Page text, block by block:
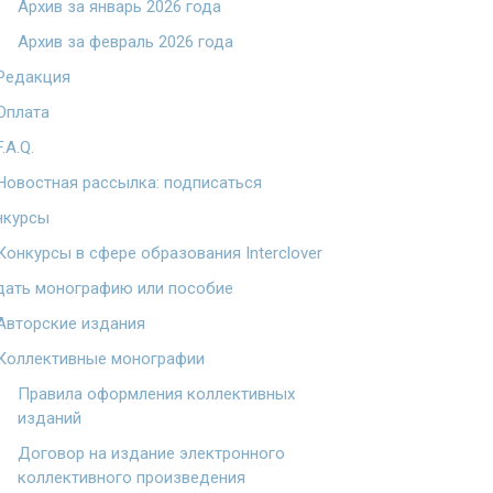
Архив за январь 2026 года
Архив за февраль 2026 года
рассылка: подписаться
в сфере образования Interclover
монографию или пособие
издания
монографии
Правила оформления коллективных
изданий
Договор на издание электронного
коллективного произведения